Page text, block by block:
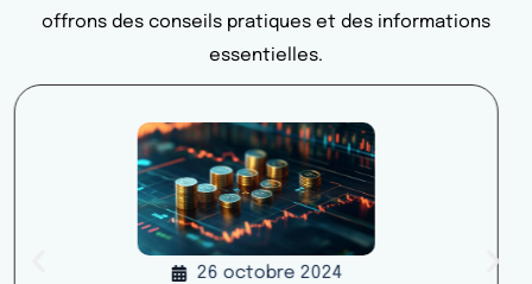
offrons des conseils pratiques et des informations
essentielles.
22 mai 2024